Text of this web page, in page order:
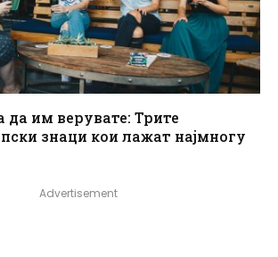
да им верувате: Трите
знаци кои лажат најмногу
Advertisement